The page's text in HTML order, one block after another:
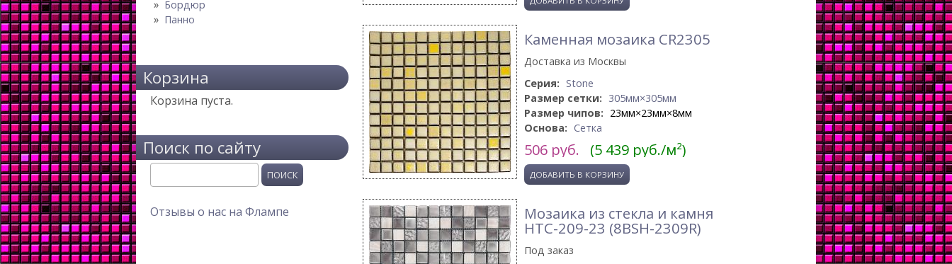
Каменная мозаика CR2305
Доставка из Москвы
Серия: Stone
Размер сетки: 305мм×305мм
Размер чипов: 23мм×23мм×8мм
Основа: Сетка
506 руб. (5 439 руб./м²)
Мозаика из стекла и камня
HTC-209-23 (8BSH-2309R)
Под заказ
Бордюр
Панно
Корзина
Корзина пуста.
Поиск по сайту
Отзывы о нас на Флампе